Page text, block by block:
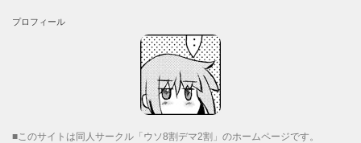
プロフィール
■このサイトは同人サークル「ウソ8割デマ2割」のホームページです。